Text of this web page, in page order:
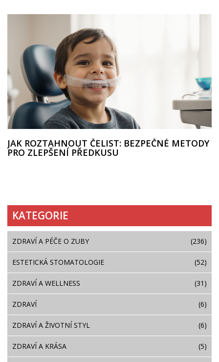
JAK ROZTAHNOUT ČELIST: BEZPEČNÉ METODY
PRO ZLEPŠENÍ PŘEDKUSU
KATEGORIE
ZDRAVÍ A PÉČE O ZUBY (236)
ESTETICKÁ STOMATOLOGIE (52)
ZDRAVÍ A WELLNESS (31)
ZDRAVÍ (6)
ZDRAVÍ A ŽIVOTNÍ STYL (6)
ZDRAVÍ A KRÁSA (5)